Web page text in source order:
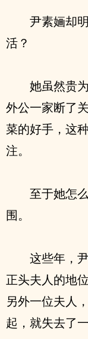
尹素婳却
活？
她虽然贵
外公一家断了
菜的好手，这
注。
至于她怎
围。
这些年，
正头夫人的地
另外一位夫人
起，就失去了